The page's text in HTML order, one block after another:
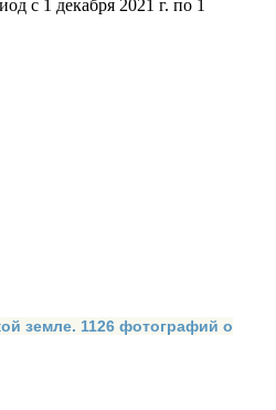
с 1 декабря 2021 г. по 1
земле. 1126 фотографий о